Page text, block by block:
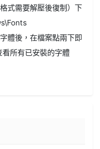
式需要解壓後復制）下
體後，在檔案點兩下即
所有已安裝的字體